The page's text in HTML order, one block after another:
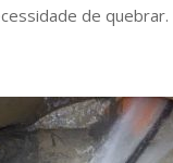
de quebrar.